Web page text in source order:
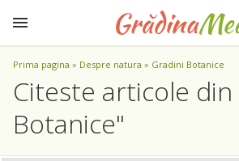
Prima pagina » Despre natura » Gradini Botanice
Citeste articole din
Botanice"